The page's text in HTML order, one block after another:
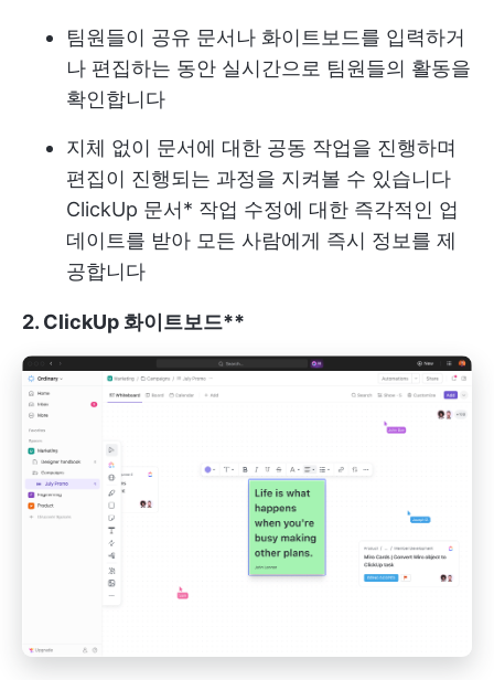
팀원들이 공유 문서나 화이트보드를 입력하거
나 편집하는 동안 실시간으로 팀원들의 활동을
확인합니다
지체 없이 문서에 대한 공동 작업을 진행하며
편집이 진행되는 과정을 지켜볼 수 있습니다
ClickUp 문서* 작업 수정에 대한 즉각적인 업
데이트를 받아 모든 사람에게 즉시 정보를 제
공합니다
2. ClickUp 화이트보드**